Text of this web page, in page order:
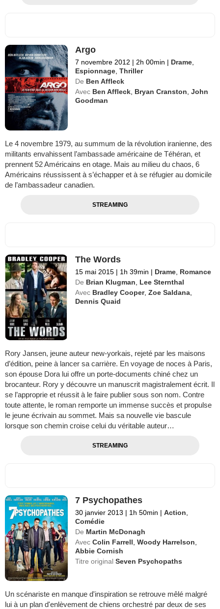
Argo
7 novembre 2012 | 2h 00min | Drame
Espionnage ,Thriller
De Ben Affleck
Avec Ben Affleck Bryan Cranston ,John
Goodman
Le 4 novembre 1979, au summum de la révolution iranienne, des
militants envahissent l’ambassade américaine de Téhéran, et
prennent 52 Américains en otage. Mais au milieu du chaos, 6
Américains réussissent à s’échapper et à se réfugier au domicile
de l’ambassadeur canadien.
STREAMING
The Words
15 mai 2015 | 1h 39min | Drame Romance
De Brian Klugman
Lee Sternthal
Avec Bradley Cooper,Zoe Saldana
Dennis Quaid
Rory Jansen, jeune auteur new-yorkais, rejeté par les maisons
d’édition, peine à lancer sa carrière. En voyage de noces à Paris,
son épouse Dora lui offre un porte-documents chiné chez un
brocanteur. Rory y découvre un manuscrit magistralement écrit. Il
se l’approprie et réussit à le faire publier sous son nom. Contre
toute attente, le roman remporte un immense succès et propulse
le jeune écrivain au sommet. Mais sa nouvelle vie bascule
lorsque son chemin croise celui du véritable auteur…
STREAMING
7 Psychopathes
30 janvier 2013 | 1h 50min | Action
Comédie
De Martin McDonagh
Avec Colin Farrell ,Woody Harrelson
Abbie Cornish
Titre originalSeven Psychopaths
Un scénariste en manque d'inspiration se retrouve mêlé malgré
lui à un plan d'enlèvement de chiens orchestré par deux de ses